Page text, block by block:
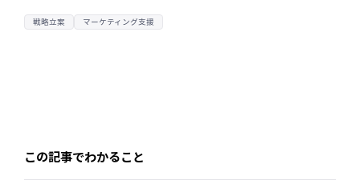
会社情報
戦略立案 マーケティング支援
この記事でわかること